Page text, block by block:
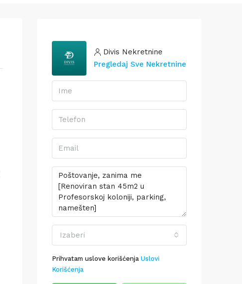
Divis Nekretnine
Pregledaj Sve Nekretnine
Izaberi
Prihvatam uslove korišćenja Uslovi
Korišćenja